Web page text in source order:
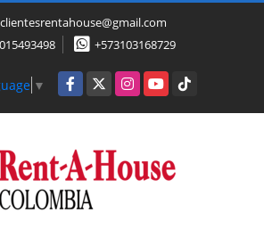
+573103168729
▼ Facebook
X InstagramYouTubeTikTok